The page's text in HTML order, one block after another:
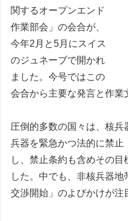
関するオープンエンド
作業部会」の会合が、
今年2月と5月にスイス
のジュネーブで開かれ
ました。今号ではこの
会合から主要な発言と作業
圧倒的多数の国々は、核
兵器を緊急かつ法的に禁止
し、禁止条約も含めその目
した。中でも、非核兵器
交渉開始」のよびかけが注